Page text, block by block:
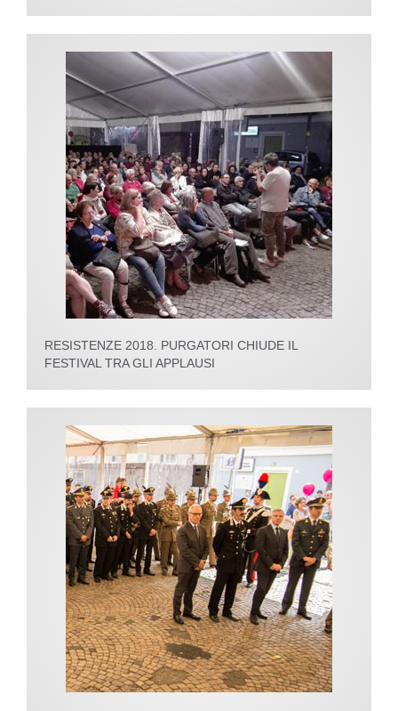
RESISTENZE 2018. PURGATORI CHIUDE IL
FESTIVAL TRA GLI APPLAUSI